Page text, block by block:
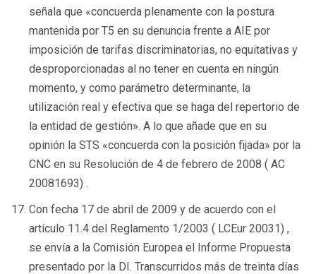
señala que «concuerda plenamente con la postura
mantenida por T5 en su denuncia frente a AIE por
imposición de tarifas discriminatorias, no equitativas y
desproporcionadas al no tener en cuenta en ningún
momento, y como parámetro determinante, la
utilización real y efectiva que se haga del repertorio de
la entidad de gestión». A lo que añade que en su
opinión la STS «concuerda con la posición fijada» por la
CNC en su Resolución de 4 de febrero de 2008 ( AC
20081693) .
Con fecha 17 de abril de 2009 y de acuerdo con el
artículo 11.4 del Reglamento 1/2003 ( LCEur 20031) ,
se envía a la Comisión Europea el Informe Propuesta
presentado por la DI. Transcurridos más de treinta días